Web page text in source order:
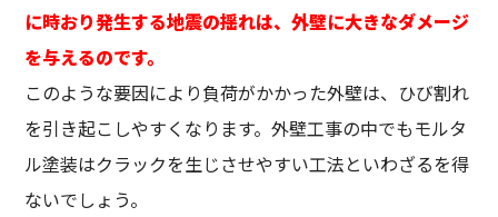
に時おり発生する地震の揺れは、外壁に大きなダメージ
を与えるのです。
このような要因により負荷がかかった外壁は、ひび割れ
を引き起こしやすくなります。外壁工事の中でもモルタ
ル塗装はクラックを生じさせやすい工法といわざるを得
ないでしょう。